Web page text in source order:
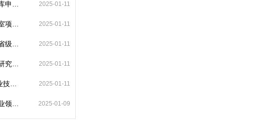
2025-01-11
2025-01-11
2025-01-11
2025-01-11
2025-01-11
2025-01-09